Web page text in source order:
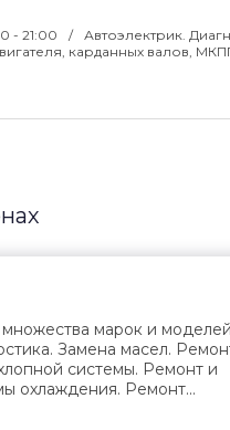
- 21:00
Автоэлектрик.
карданных валов,
марок и
Замена масел.
системы. Ремонт и
охлаждения. Ремонт...